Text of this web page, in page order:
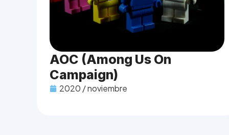
AOC (Among Us On
Campaign)
2020 / noviembre